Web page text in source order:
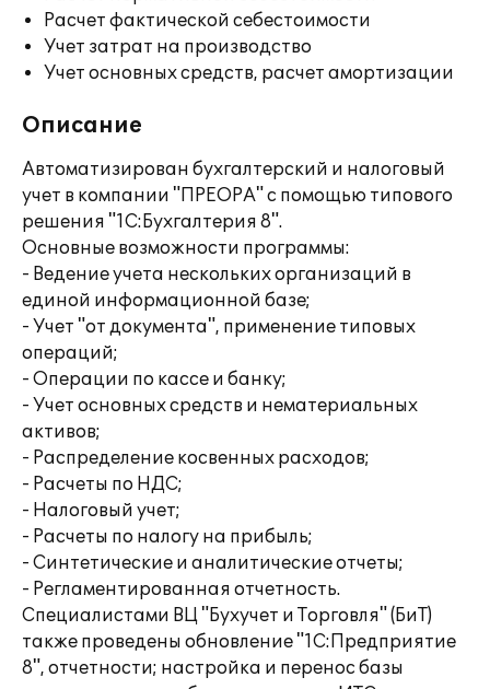
Расчет фактической себестоимости
Учет затрат на производство
Учет основных средств, расчет амортизации
Описание
Автоматизирован бухгалтерский и налоговый
учет в компании "ПРЕОРА" с помощью типового
решения "1С:Бухгалтерия 8".
Основные возможности программы:
- Ведение учета нескольких организаций в
единой информационной базе;
- Учет "от документа", применение типовых
операций;
- Операции по кассе и банку;
- Учет основных средств и нематериальных
активов;
- Распределение косвенных расходов;
- Расчеты по НДС;
- Налоговый учет;
- Расчеты по налогу на прибыль;
- Синтетические и аналитические отчеты;
- Регламентированная отчетность.
Специалистами ВЦ "Бухучет и Торговля" (БиТ)
также проведены обновление "1С:Предприятие
8", отчетности; настройка и перенос базы